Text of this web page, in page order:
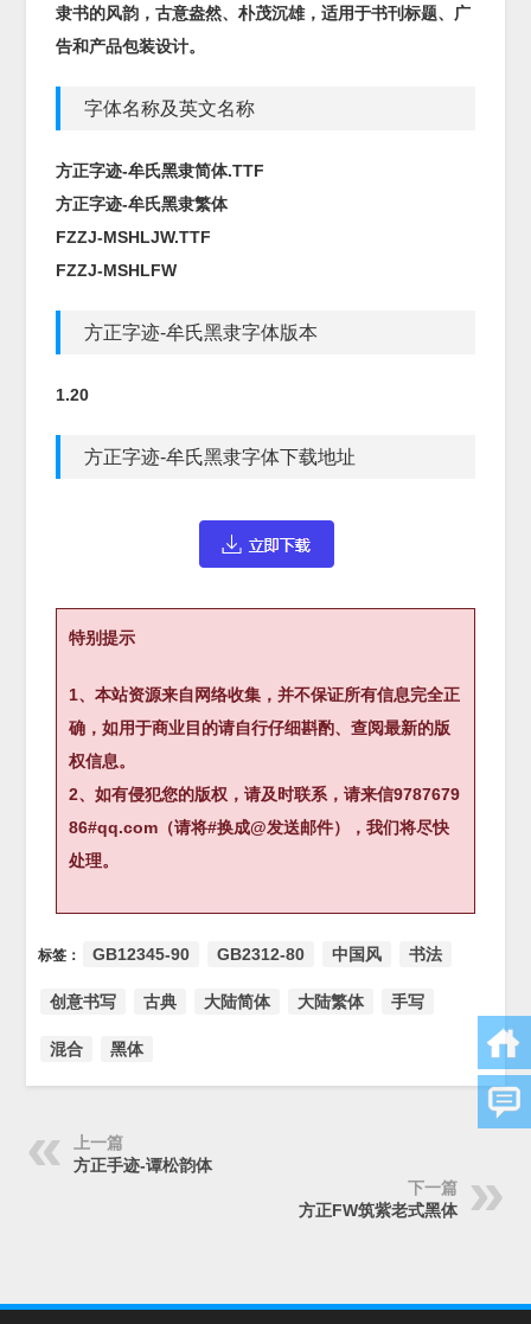
隶书的风韵，古意盎然、朴茂沉雄，适用于书刊标题、广
告和产品包装设计。
字体名称及英文名称
方正字迹-牟氏黑隶简体.TTF
方正字迹-牟氏黑隶繁体
FZZJ-MSHLJW.TTF
FZZJ-MSHLFW
方正字迹-牟氏黑隶字体版本
1.20
方正字迹-牟氏黑隶字体下载地址
特别提示
1、本站资源来自网络收集，并不保证所有信息完全正
确，如用于商业目的请自行仔细斟酌、查阅最新的版
权信息。
2、如有侵犯您的版权，请及时联系，请来信9787679
86#qq.com（请将#换成@发送邮件），我们将尽快
处理。
标签： GB12345-90 GB2312-80 中国风 书法
创意书写 古典 大陆简体 大陆繁体 手写
混合 黑体
上一篇
方正手迹-谭松韵体
下一篇
方正FW筑紫老式黑体